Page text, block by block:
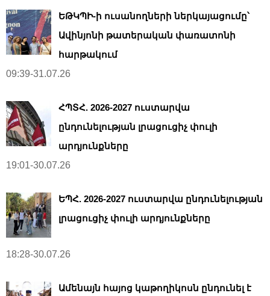
ԵԹԿՊԻ-ի ուսանողների ներկայացումը՝
Ավինյոնի թատերական փառատոնի
հարթակում
09:39-31.07.26
ՀՊՏՀ. 2026-2027 ուստարվա
ընդունելության լրացուցիչ փուլի
արդյունքները
19:01-30.07.26
ԵՊՀ. 2026-2027 ուստարվա ընդունելության
լրացուցիչ փուլի արդյունքները
18:28-30.07.26
Ամենայն հայոց կաթողիկոսն ընդունել է